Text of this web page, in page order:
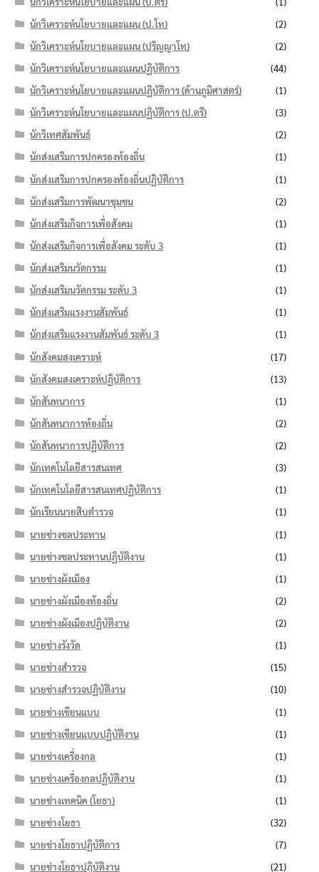
นักวิเคราะห์นโยบายและแผน (ป.โท)
(2)
นักวิเคราะห์นโยบายและแผน (ปริญญาโท)
(2)
นักวิเคราะห์นโยบายและแผนปฏิบัติการ
(44)
นักวิเคราะห์นโยบายและแผนปฏิบัติการ (ด้านภูมิศาสตร์)
(1)
นักวิเคราะห์นโยบายและแผนปฏิบัติการ (ป.ตรี)
(3)
นักวิเทศสัมพันธ์
(2)
นักส่งเสริมการปกครองท้องถิ่น
(1)
นักส่งเสริมการปกครองท้องถิ่นปฏิบัติการ
(1)
นักส่งเสริมการพัฒนาชุมชน
(2)
นักส่งเสริมกิจการเพื่อสังคม
(1)
นักส่งเสริมกิจการเพื่อสังคม ระดับ 3
(1)
นักส่งเสริมนวัตกรรม
(1)
นักส่งเสริมนวัตกรรม ระดับ 3
(1)
นักส่งเสริมแรงงานสัมพันธ์
(1)
นักส่งเสริมแรงงานสัมพันธ์ ระดับ 3
(1)
นักสังคมสงเคราะห์
(17)
นักสังคมสงเคราะห์ปฏิบัติการ
(13)
นักสันทนาการ
(1)
นักสันทนาการท้องถิ่น
(2)
นักสันทนาการปฏิบัติการ
(2)
นักเทคโนโลยีสารสนเทศ
(3)
นักเทคโนโลยีสารสนเทศปฏิบัติการ
(1)
นักเรียนนายสิบตำรวจ
(1)
นายช่างชลประทาน
(1)
นายช่างชลประทานปฏิบัติงาน
(1)
นายช่างผังเมือง
(1)
นายช่างผังเมืองท้องถิ่น
(2)
นายช่างผังเมืองปฏิบัติงาน
(2)
นายช่างรังวัด
(1)
นายช่างสำรวจ
(15)
นายช่างสำรวจปฏิบัติงาน
(10)
นายช่างเขียนแบบ
(1)
นายช่างเขียนแบบปฏิบัติงาน
(1)
นายช่างเครื่องกล
(1)
นายช่างเครื่องกลปฏิบัติงาน
(1)
นายช่างเทคนิค (โยธา)
(1)
นายช่างโยธา
(32)
นายช่างโยธาปฏิบัติการ
(7)
นายช่างโยธาปฏิบัติงาน
(21)